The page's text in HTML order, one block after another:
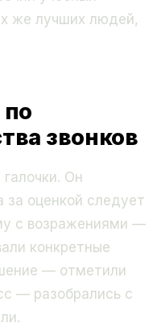
же лучших людей,
звонков
Он
за оценкой следует
с возражениями —
конкретные
— отметили
— разобрались с